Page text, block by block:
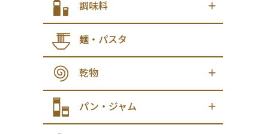
調味料
麺・パスタ
乾物
パン・ジャム